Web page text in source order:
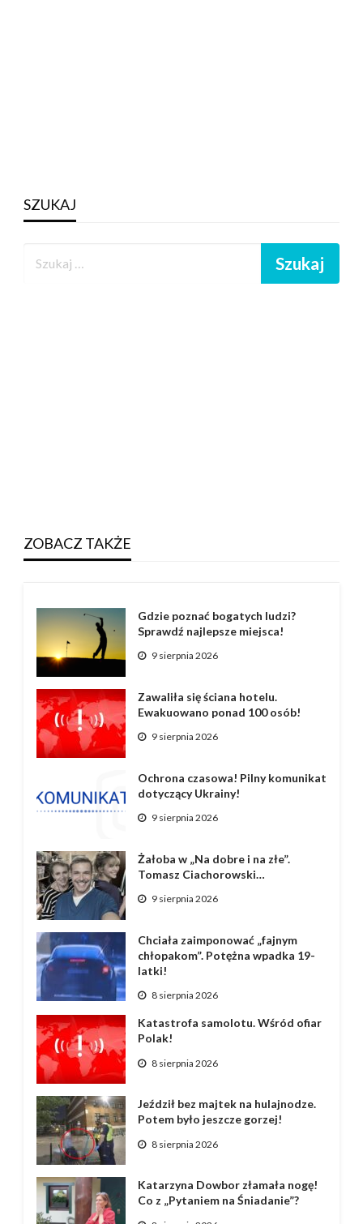
SZUKAJ
ZOBACZ TAKŻE
Gdzie poznać bogatych ludzi?
Sprawdź najlepsze miejsca!
9 sierpnia 2026
Zawaliła się ściana hotelu.
Ewakuowano ponad 100 osób!
9 sierpnia 2026
Ochrona czasowa! Pilny komunikat
dotyczący Ukrainy!
9 sierpnia 2026
Żałoba w „Na dobre i na złe”.
Tomasz Ciachorowski…
9 sierpnia 2026
Chciała zaimponować „fajnym
chłopakom”. Potężna wpadka 19-
latki!
8 sierpnia 2026
Katastrofa samolotu. Wśród ofiar
Polak!
8 sierpnia 2026
Jeździł bez majtek na hulajnodze.
Potem było jeszcze gorzej!
8 sierpnia 2026
Katarzyna Dowbor złamała nogę!
Co z „Pytaniem na Śniadanie”?